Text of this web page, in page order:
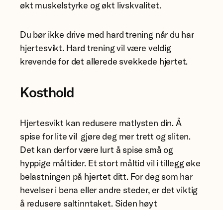
økt muskelstyrke og økt livskvalitet.
Du bør ikke drive med hard trening når du har
hjertesvikt. Hard trening vil være veldig
krevende for det allerede svekkede hjertet.
Kosthold
Hjertesvikt kan redusere matlysten din. Å
spise for lite vil gjøre deg mer trett og sliten.
Det kan derfor være lurt å spise små og
hyppige måltider. Et stort måltid vil i tillegg øke
belastningen på hjertet ditt. For deg som har
hevelser i bena eller andre steder, er det viktig
å redusere saltinntaket. Siden høyt